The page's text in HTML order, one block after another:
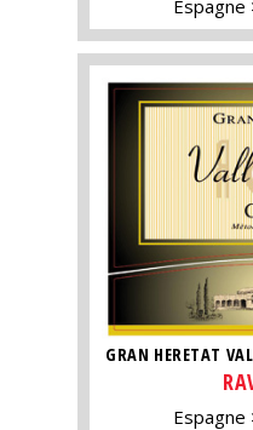
Espagne
GRAN HERETAT
Espagne